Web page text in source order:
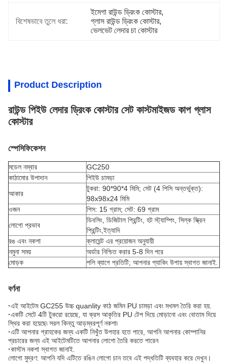
বিশেষভাবে তুলে ধরা:
ইমেগা রাউন্ড ড্রিংক কোস্টার,
গ্লাস রাউন্ড ড্রিংক কোস্টার,
ভেলভেট লেদার চা কোস্টার
Product Description
রাউন্ড পিইউ লেদার ড্রিংক কোস্টার সেট কাস্টমাইজড কাপ গ্লাস
কোস্টার
স্পেসিফিকেশন
মডেল নম্বার
GC250
কাঠামোর উপাদান
পিইউ চামড়া
আকার
টুকরা: 90*90*4 মিমি; সেট (4 পিসি অন্তর্ভুক্ত):
98x98x24 মিমি
ওজন
পিস: 15 গ্রাম; সেট: 69 গ্রাম
লোগো প্রভাব
ডিবসিং, ডিজিটাল প্রিন্টিং, হট স্ট্যাম্পিং, সিল্ক স্ক্রিন
প্রিন্টিং,ইত্যাদি
রঙ এবং নকশা
ক্লায়েন্ট এর প্রয়োজন অনুযায়ী
নমুনা সময়
অর্ডার নিশ্চিত করার 5-8 দিন পরে
মোড়ক
পলি ব্যাগে প্রতিটি; আপনার প্যাকিং উপায় স্বাগত জানাই.
বর্ণনা
·এই আইটেম GC255 উচ্চ quanlity কাঠ জমিন PU চামড়া এবং মখমল তৈরি করা হয়.
·একটি সেটে 4টি টুকরো রয়েছে, যা ক্রস আকৃতির PU টেপ দিয়ে মোড়ানো এবং বোতাম দিয়ে
স্থির করা হয়েছে৷ সরল কিন্তু আড়ম্বরপূর্ণ নকশা৷
·এটি আপনার গ্রাহকের জন্য একটি নিখুঁত উপহার হতে পারে, আপনি আপনার কোম্পানির
প্রচারের জন্য এই আইটেমটিতে আপনার লোগো তৈরি করতে পারেন
·কাস্টম নকশা স্বাগত জানাই.
লোগো মুদ্রণ: আপনি যদি এটিতে রঙিন লোগো চান তবে এই পদ্ধতিটি ব্যবহার করে দেখুন।